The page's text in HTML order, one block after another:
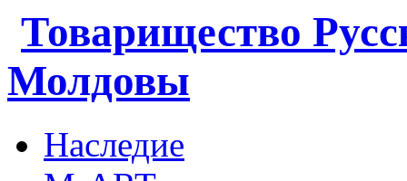
Товарищество
Молдовы
Наследие